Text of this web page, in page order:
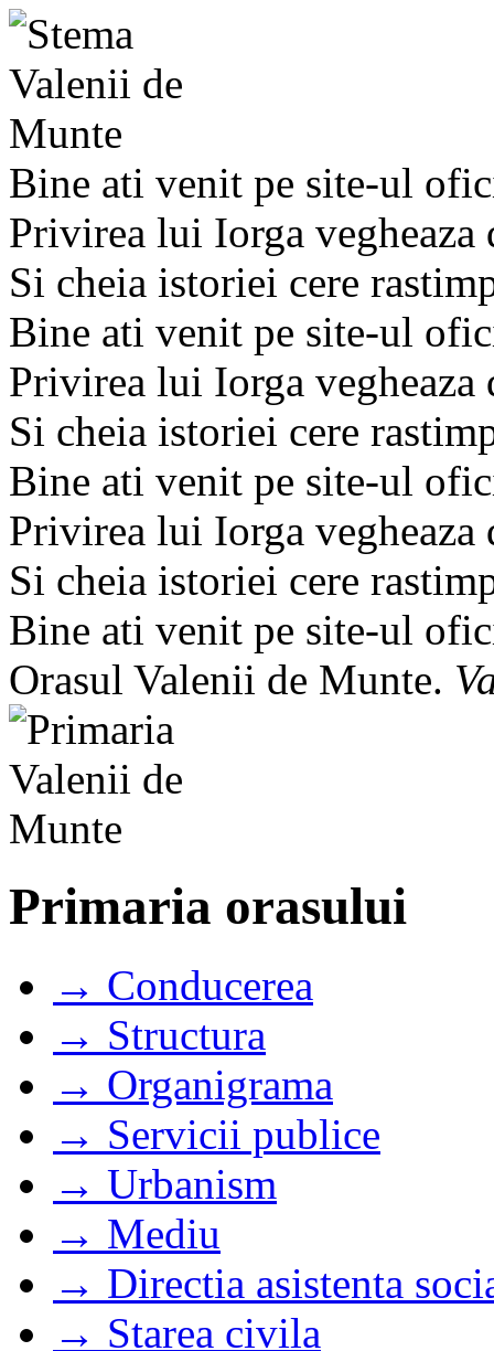
Bine ati venit pe site-ul
Privirea lui Iorga
Si cheia istoriei cere
Bine ati venit pe site-ul
Privirea lui Iorga
Si cheia istoriei cere
Bine ati venit pe site-ul
Privirea lui Iorga
Si cheia istoriei cere
Bine ati venit pe site-ul
Orasul Valenii de Munte.
Primaria orasului
→ Conducerea
→ Structura
→ Organigrama
→ Servicii publice
→ Urbanism
→ Mediu
→ Directia asistenta
→ Starea civila